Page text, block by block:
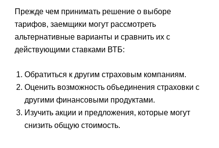
Прежде чем принимать решение о выборе
тарифов, заемщики могут рассмотреть
альтернативные варианты и сравнить их с
действующими ставками ВТБ:
Обратиться к другим страховым компаниям.
Оценить возможность объединения страховки с
другими финансовыми продуктами.
Изучить акции и предложения, которые могут
снизить общую стоимость.